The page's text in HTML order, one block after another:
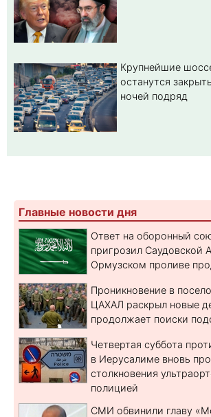
Крупнейшие
останутся
ночей подряд
Главные новости дня
Ответ на оборонный
пригрозил Саудовской
Ормузском проливе
Проникновение в
ЦАХАЛ раскрыл новые
продолжает поиски
Четвертая суббота
в Иерусалиме вновь
столкновения
полицией
СМИ обвинили главу